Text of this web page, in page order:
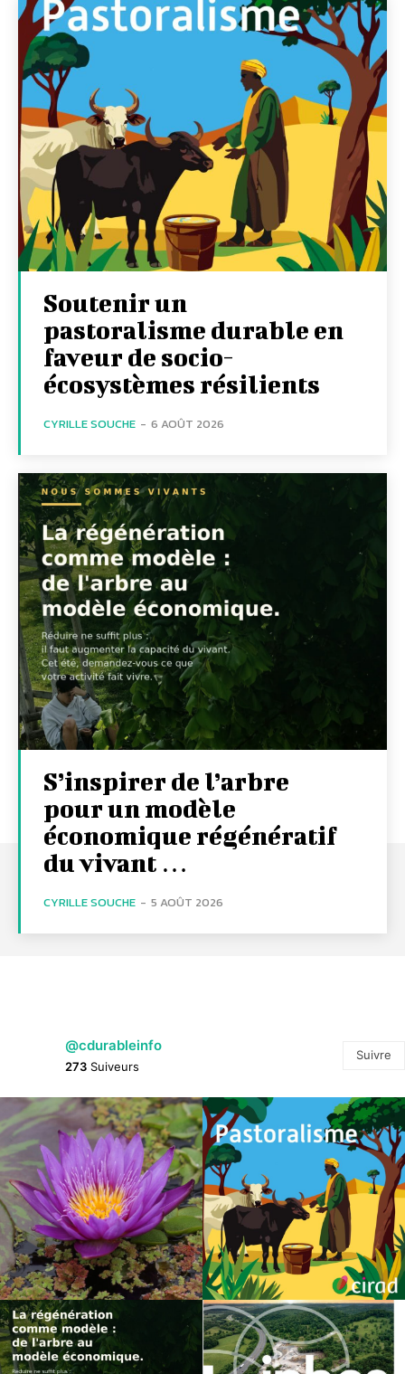
Soutenir un
pastoralisme durable en
faveur de socio-
écosystèmes résilients
CYRILLE SOUCHE - 6 AOÛT 2026
S’inspirer de l’arbre
pour un modèle
économique régénératif
du vivant …
CYRILLE SOUCHE - 5 AOÛT 2026
@cdurableinfo
273 Suiveurs
Suivre